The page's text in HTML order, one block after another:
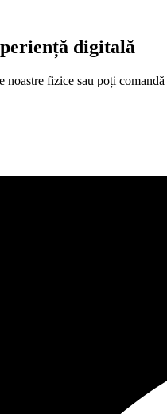
digitală​
noastre fizice sau poți comandă